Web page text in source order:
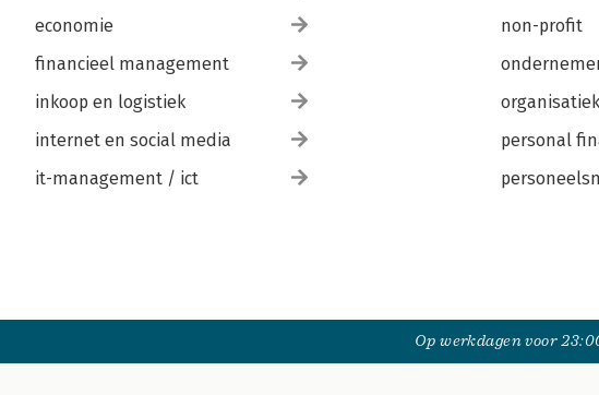
economie
financieel management
inkoop en logistiek
internet en social media
it-management / ict
non-profit
personal
Op werkdagen voor